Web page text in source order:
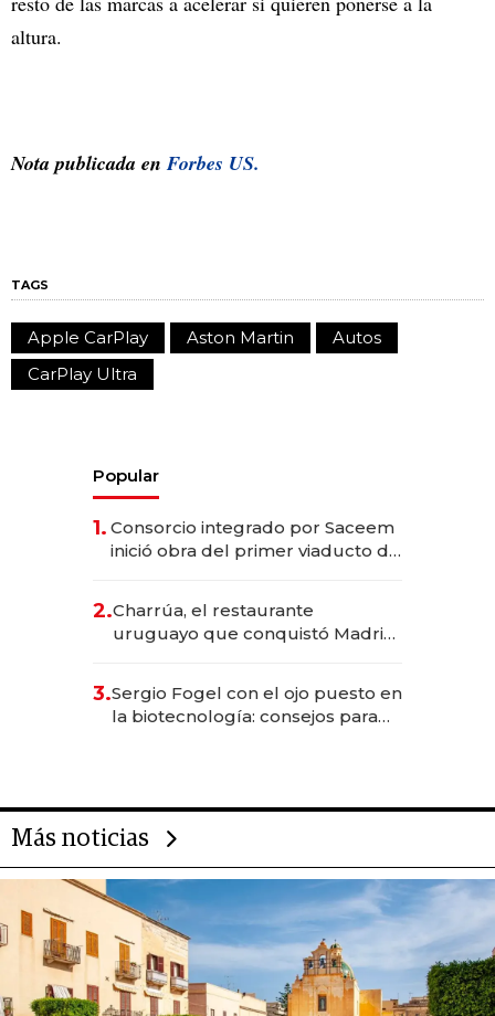
altura.
Nota publicada enForbes US.
TAGS
Apple CarPlay Aston Martin
Autos
CarPlay Ultra
Popular
1. Consorcio integrado por Saceem
inició obra del primer viaducto de
millones
2.Charrúa, el restaurante
uruguayo que conquistó Madrid:
anticipación y prepara apertura
3.Sergio Fogel con el ojo puesto en
la biotecnología: consejos para
Más noticias